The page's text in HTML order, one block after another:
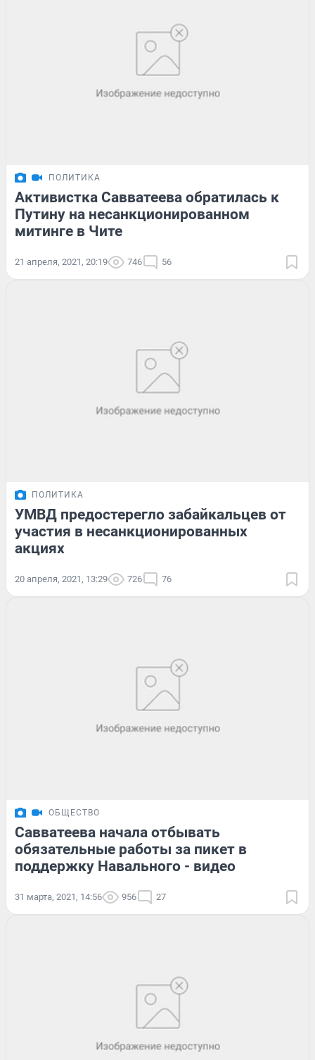
ПОЛИТИКА
Активистка Савватеева обратилась к
Путину на несанкционированном
митинге в Чите
21 апреля, 2021, 20:19 746 56
ПОЛИТИКА
УМВД предостерегло забайкальцев от
участия в несанкционированных
акциях
20 апреля, 2021, 13:29 726 76
ОБЩЕСТВО
Савватеева начала отбывать
обязательные работы за пикет в
поддержку Навального - видео
31 марта, 2021, 14:56 956 27